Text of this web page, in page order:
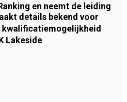
en neemt de leiding
details bekend voor
kwalificatiemogelijkheid
Lakeside